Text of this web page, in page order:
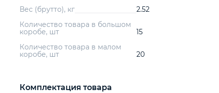
Вес (брутто), кг
2.52
Количество товара в большом
коробе, шт
15
Количество товара в малом
коробе, шт
20
Комплектация товара